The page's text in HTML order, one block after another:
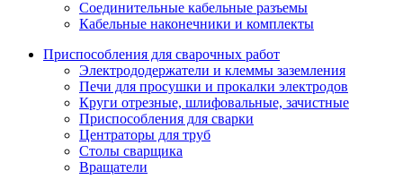
Соединительные кабельные разъемы
Кабельные наконечники и комплекты
Приспособления для сварочных работ
Электрододержатели и клеммы заземления
Печи для просушки и прокалки электродов
Круги отрезные, шлифовальные, зачистные
Приспособления для сварки
Центраторы для труб
Столы сварщика
Вращатели